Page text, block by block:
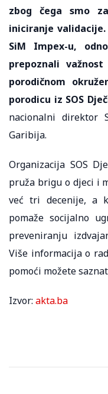
zbog čega smo
iniciranje validacije.
SiM Impex-u,
prepoznali
porodičnom
porodicu iz SOS
nacionalni direktor
Garibija.
Organizacija SOS
pruža brigu o djeci i
već tri decenije, a
pomaže socijalno
preveniranju
Više informacija o
pomoći možete
Izvor: akta.ba